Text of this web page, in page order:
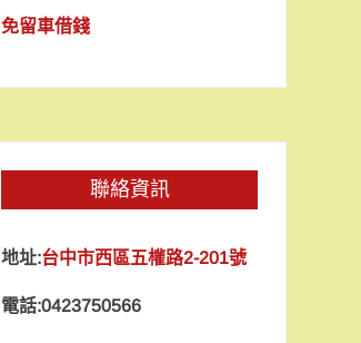
免留車借錢
聯絡資訊
地址:台中市西區五權路2-201號
電話:0423750566